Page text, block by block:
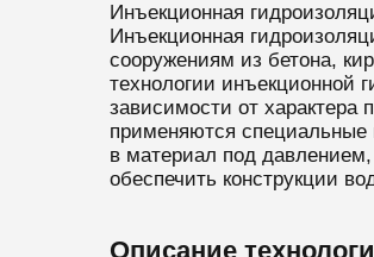
Инъекционная
Инъекционная
сооружениям из бетона,
технологии инъекционной
зависимости от
применяются специальные
в материал под
обеспечить конструкции
Описание